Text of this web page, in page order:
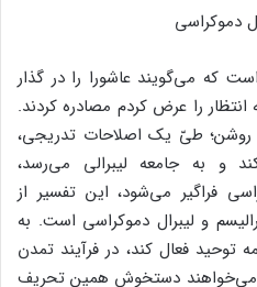
دموکراسی
که می‌گویند عاشورا را در گذار
انتظار را عرض کردم مصادره کردند.
روشن؛ طیّ یک اصلاحات تدریجی،
و به جامعه لیبرالی می‌رسد،
فراگیر می‌شود، این تفسیر از
و لیبرال دموکراسی است. به
توحید فعال کند، در فرآیند تمدن
می‌خواهند دستخوش همین تحریف